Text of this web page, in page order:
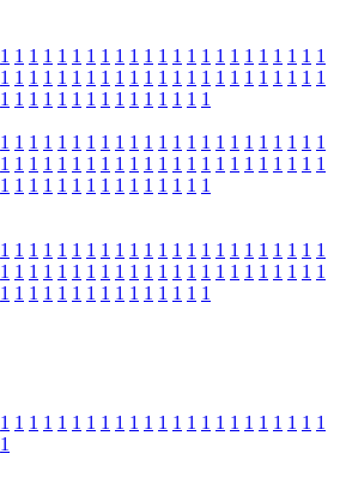
1 1 1 1 1 1 1 1 1 1 1 1 1 1 1 1 1 1 1 1 1 1 1
1 1 1 1 1 1 1 1 1 1 1 1 1 1 1 1 1 1 1 1 1 1 1
1 1 1 1 1 1 1 1 1 1 1 1 1 1 1
1 1 1 1 1 1 1 1 1 1 1 1 1 1 1 1 1 1 1 1 1 1 1
1 1 1 1 1 1 1 1 1 1 1 1 1 1 1 1 1 1 1 1 1 1 1
1 1 1 1 1 1 1 1 1 1 1 1 1 1 1
1 1 1 1 1 1 1 1 1 1 1 1 1 1 1 1 1 1 1 1 1 1 1
1 1 1 1 1 1 1 1 1 1 1 1 1 1 1 1 1 1 1 1 1 1 1
1 1 1 1 1 1 1 1 1 1 1 1 1 1 1
1 1 1 1 1 1 1 1 1 1 1 1 1 1 1 1 1 1 1 1 1 1 1
1